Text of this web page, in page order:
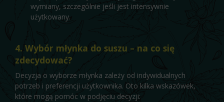
wymiany, szczególnie jeśli jest intensywnie
użytkowany.
4. Wybór młynka do suszu – na co się
zdecydować?
Decyzja o wyborze młynka zależy od indywidualnych
potrzeb i preferencji użytkownika. Oto kilka wskazówek,
które mogą pomóc w podjęciu decyzji: